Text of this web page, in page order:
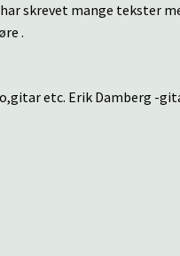
har skrevet mange tekster
.
etc. Erik Damberg -